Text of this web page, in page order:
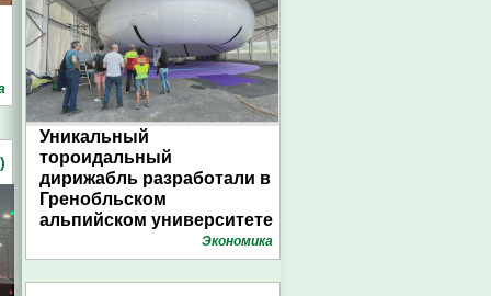
Уникальный
тороидальный
дирижабль разработали в
Гренобльском
альпийском университете
Экономика